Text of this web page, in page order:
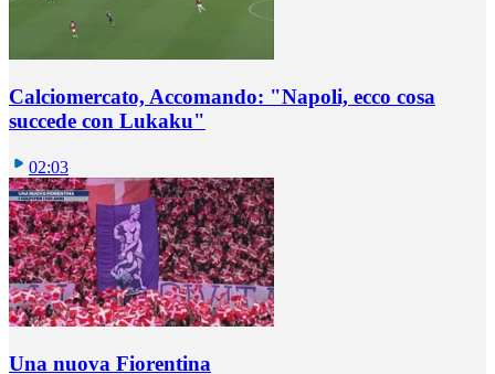
Calciomercato, Accomando: "Napoli, ecco cosa
succede con Lukaku"
02:03
Una nuova Fiorentina